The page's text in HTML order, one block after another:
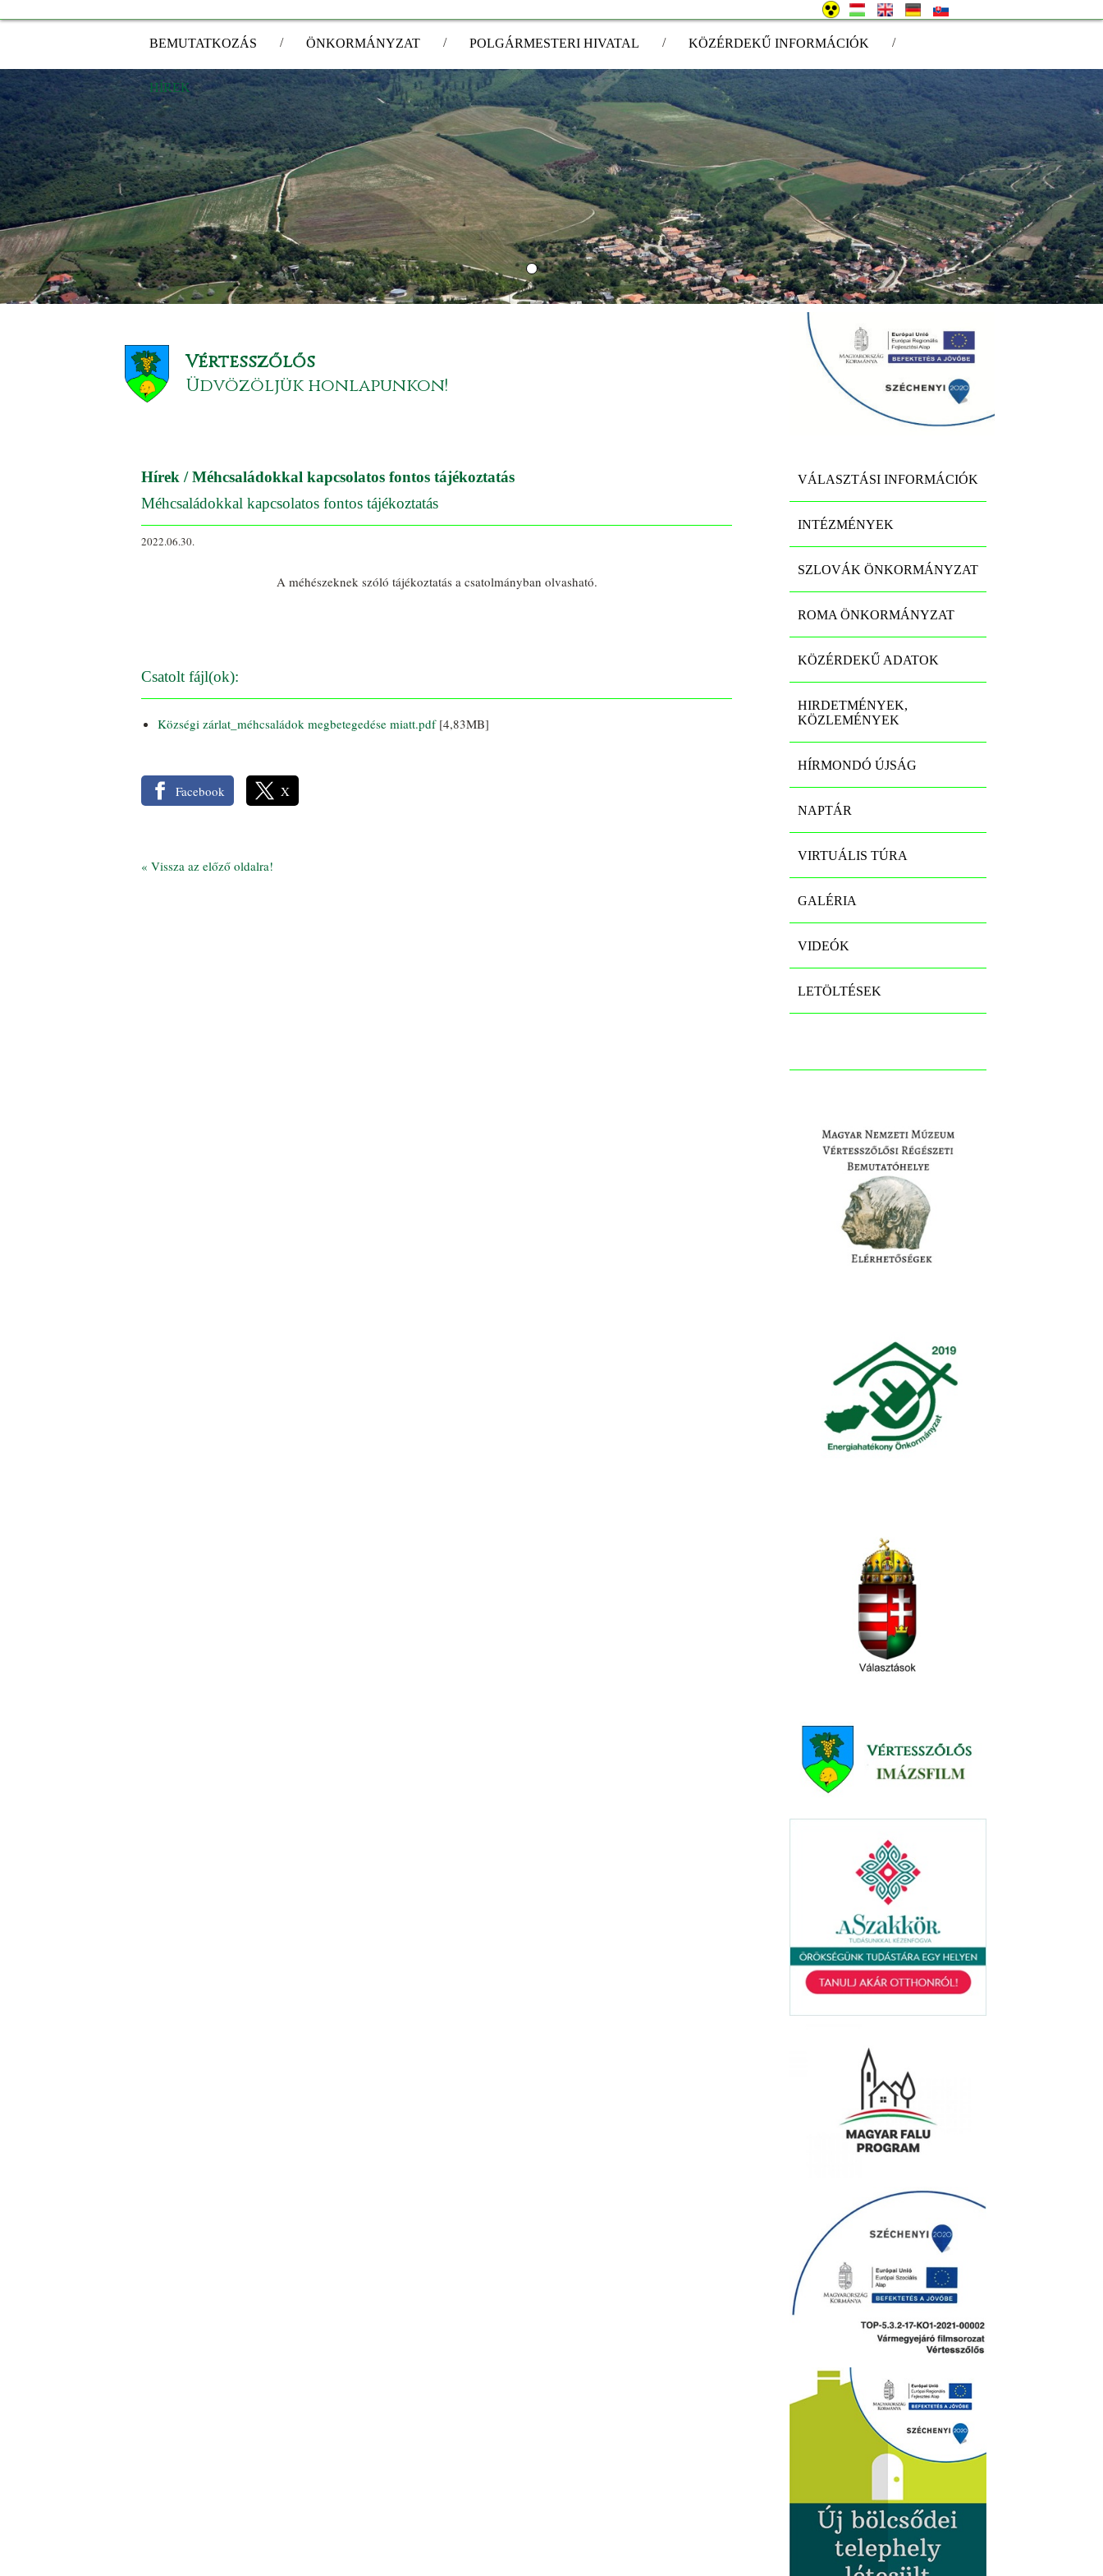
BEMUTATKOZÁS / ÖNKORMÁNYZAT / POLGÁRMESTERI HIVATAL / KÖZÉRDEKŰ INFORMÁCIÓK /
HÍREK
Vértesszőlős
Üdvözöljük honlapunkon!
Hírek / Méhcsaládokkal kapcsolatos fontos tájékoztatás
Méhcsaládokkal kapcsolatos fontos tájékoztatás
2022.06.30.
A méhészeknek szóló tájékoztatás a csatolmányban olvasható.
Csatolt fájl(ok):
Községi zárlat_méhcsaládok megbetegedése miatt.pdf[4,83MB]
Facebook X
« Vissza az előző oldalra!
VÁLASZTÁSI INFORMÁCIÓK
INTÉZMÉNYEK
SZLOVÁK ÖNKORMÁNYZAT
ROMA ÖNKORMÁNYZAT
KÖZÉRDEKŰ ADATOK
HIRDETMÉNYEK,
KÖZLEMÉNYEK
HÍRMONDÓ ÚJSÁG
NAPTÁR
VIRTUÁLIS TÚRA
GALÉRIA
VIDEÓK
LETÖLTÉSEK